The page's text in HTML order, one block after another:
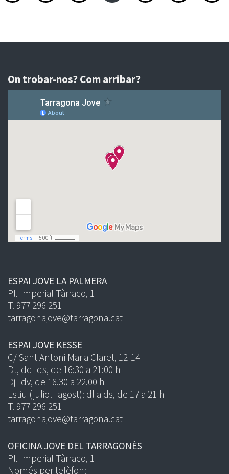
On trobar-nos? Com arribar?
ESPAI JOVE LA PALMERA
Pl. Imperial Tàrraco, 1
T. 977 296 251
tarragonajove@tarragona.cat
ESPAI JOVE KESSE
C/ Sant Antoni Maria Claret, 12-14
Dt, dc i ds, de 16:30 a 21:00 h
Dj i dv, de 16.30 a 22.00 h
Estiu (juliol i agost): dl a ds, de 17 a 21 h
T. 977 296 251
tarragonajove@tarragona.cat
OFICINA JOVE DEL TARRAGONÈS
Pl. Imperial Tàrraco, 1
Només per telèfon: